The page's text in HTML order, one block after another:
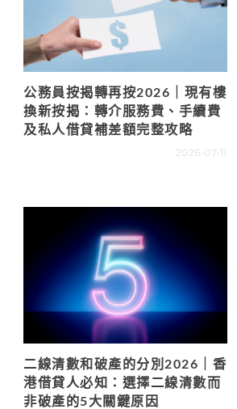
公務員按揭轉再按2026｜現有樓
換新按揭：轉介服務費、手續費
及私人借貸補差額完整攻略
2026-07-11
二線清數和破產的分別2026｜香
港借貸人必知：選擇二線清數而
非破產的5大關鍵原因